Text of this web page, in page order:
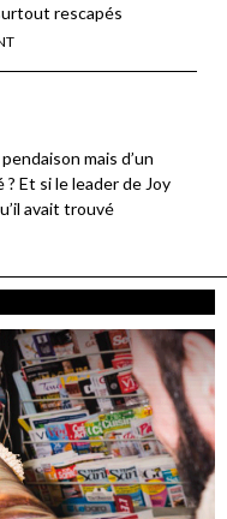
rescapés
mais d’un
Et si le leader de Joy
avait trouvé